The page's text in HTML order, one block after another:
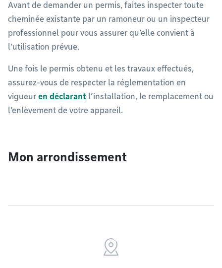
Avant de demander un permis, faites inspecter toute
cheminée existante par un ramoneur ou un inspecteur
professionnel pour vous assurer qu’elle convient à
l’utilisation prévue.
Une fois le permis obtenu et les travaux effectués,
assurez-vous de respecter la réglementation en
vigueur en déclarant l’installation, le remplacement ou
l’enlèvement de votre appareil.
Mon arrondissement